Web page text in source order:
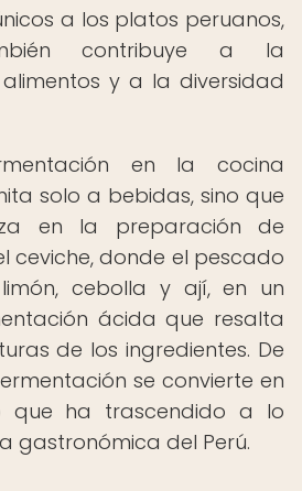
a los platos peruanos,
contribuye a la
y a la diversidad
en la cocina
solo a bebidas, sino que
en la preparación de
ceviche, donde el pescado
cebolla y ají, en un
ácida que resalta
de los ingredientes. De
se convierte en
que ha trascendido a lo
gastronómica del Perú.